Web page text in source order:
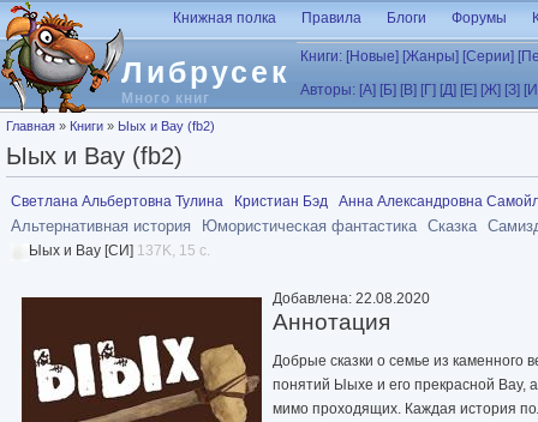
Перейти к основному содержанию
Либрусек
Много книг
Книжная полка Правила Блоги Форумы
Книги: [Новые] [Жанры] [Серии]
Авторы: [А] [Б] [В] [Г] [Д] [Е] [Ж] [З]
Вы здесь
Главная » Книги » Ыых и Вау (fb2)
Ыых и Вау (fb2)
Светлана Альбертовна Тулина Кристиан Бэд Анна Александровна
Альтернативная история Юмористическая фантастика Сказка
Ыых и Вау [СИ] 137K, 15 с.
Добавлена: 22.08.2020
Аннотация
Добрые сказки о семье из каменного
понятий Ыыхе и его прекрасной Вау,
мимо проходящих. Каждая история